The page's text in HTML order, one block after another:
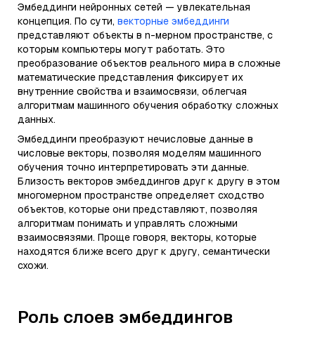
Эмбеддинги нейронных сетей — увлекательная
концепция. По сути, векторные эмбеддинги
представляют объекты в n-мерном пространстве, с
которым компьютеры могут работать. Это
преобразование объектов реального мира в сложные
математические представления фиксирует их
внутренние свойства и взаимосвязи, облегчая
алгоритмам машинного обучения обработку сложных
данных.
Эмбеддинги преобразуют нечисловые данные в
числовые векторы, позволяя моделям машинного
обучения точно интерпретировать эти данные.
Близость векторов эмбеддингов друг к другу в этом
многомерном пространстве определяет сходство
объектов, которые они представляют, позволяя
алгоритмам понимать и управлять сложными
взаимосвязями. Проще говоря, векторы, которые
находятся ближе всего друг к другу, семантически
схожи.
Роль слоев эмбеддингов